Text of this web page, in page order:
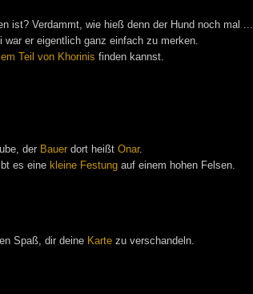
ist? Verdammt, wie hieß denn der Hund noch mal ...
er eigentlich ganz einfach zu merken.
Teil von Khorinis finden kannst.
der Bauerdort heißt Onar.
es eine kleine Festungauf einem hohen Felsen.
Spaß, dir deine Karte zu verschandeln.